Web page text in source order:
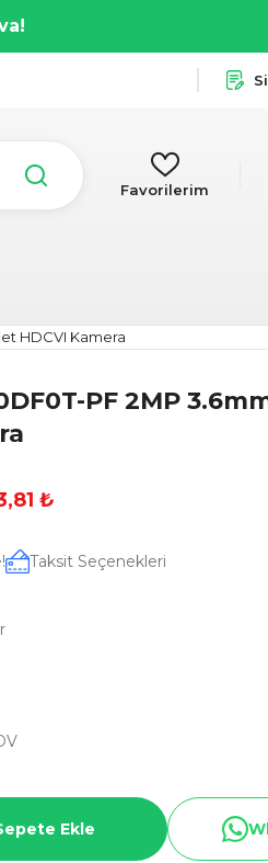
Favorilerim
HDCVI Kamera
PF 2MP
₺
Taksit Seçenekleri
Ekle